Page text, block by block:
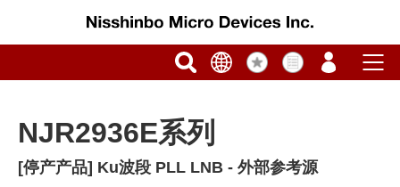
NJR2936E系列
[停产产品] Ku波段 PLL LNB - 外部参考源